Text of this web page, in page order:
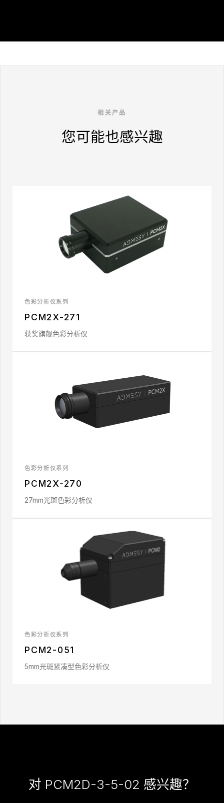
相关产品
您可能也感兴趣
色彩分析仪系列
PCM2X-271
获奖旗舰色彩分析仪
色彩分析仪系列
PCM2X-270
27mm光斑色彩分析仪
色彩分析仪系列
PCM2-051
5mm光斑紧凑型色彩分析仪
对 PCM2D-3-5-02 感兴趣？